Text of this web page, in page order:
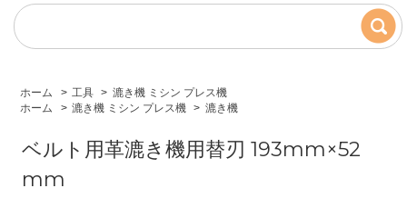
ホーム > 工具 > 漉き機 ミシン プレス機
ホーム
> 漉き機 ミシン プレス機 > 漉き機
ベルト用革漉き機用替刃 193mm×52
mm